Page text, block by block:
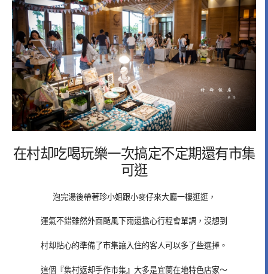
在村却吃喝玩樂一次搞定不定期還有市集
可逛
泡完湯後帶著珍小姐跟小麥仔來大廳一樓逛逛，
運氣不錯雖然外面颳風下雨還擔心行程會單調，沒想到
村却貼心的準備了市集讓入住的客人可以多了些選擇。
這個『集村返却手作市集』大多是宜蘭在地特色店家～